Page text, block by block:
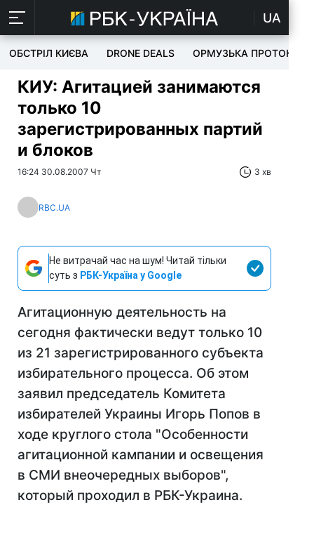
UA
ОБСТРІЛ КИЄВА DRONE DEALS ОРМУЗЬКА ПРОТОКА
КИУ: Агитацией занимаются
только 10
зарегистрированных партий
и блоков
16:24 30.08.2007 Чт 3 хв
RBC.UA
Не витрачай час на шум! Читай тільки
суть з РБК-Україна у Google
Агитационную деятельность на
сегодня фактически ведут только 10
из 21 зарегистрированного субъекта
избирательного процесса. Об этом
заявил председатель Комитета
избирателей Украины Игорь Попов в
ходе круглого стола "Особенности
агитационной кампании и освещения
в СМИ внеочередных выборов",
который проходил в РБК-Украина.